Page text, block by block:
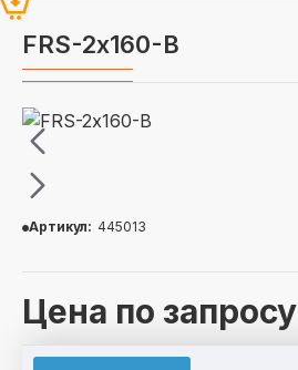
FRS-2х160-В
Цена по запросу
Артикул: 445013